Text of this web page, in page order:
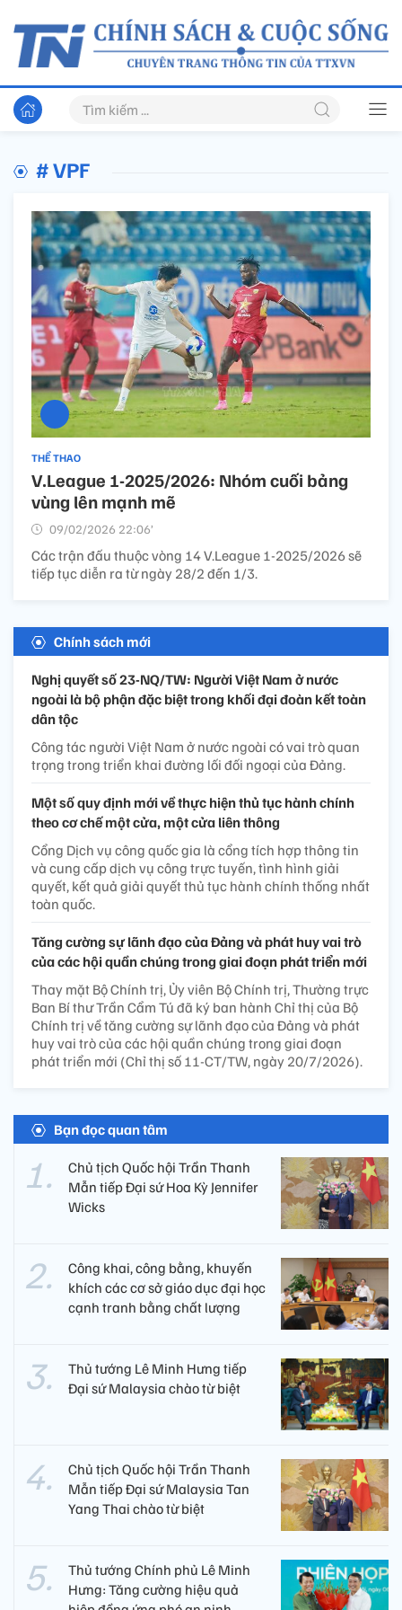
# VPF
THỂ THAO
V.League 1-2025/2026: Nhóm cuối bảng
vùng lên mạnh mẽ
09/02/2026 22:06’
Các trận đấu thuộc vòng 14 V.League 1-2025/2026 sẽ
tiếp tục diễn ra từ ngày 28/2 đến 1/3.
Chính sách mới
Nghị quyết số 23-NQ/TW: Người Việt Nam ở nước
ngoài là bộ phận đặc biệt trong khối đại đoàn kết toàn
dân tộc
Công tác người Việt Nam ở nước ngoài có vai trò quan
trọng trong triển khai đường lối đối ngoại của Đảng.
Một số quy định mới về thực hiện thủ tục hành chính
theo cơ chế một cửa, một cửa liên thông
Cổng Dịch vụ công quốc gia là cổng tích hợp thông tin
và cung cấp dịch vụ công trực tuyến, tình hình giải
quyết, kết quả giải quyết thủ tục hành chính thống nhất
toàn quốc.
Tăng cường sự lãnh đạo của Đảng và phát huy vai trò
của các hội quần chúng trong giai đoạn phát triển mới
Thay mặt Bộ Chính trị, Ủy viên Bộ Chính trị, Thường trực
Ban Bí thư Trần Cẩm Tú đã ký ban hành Chỉ thị của Bộ
Chính trị về tăng cường sự lãnh đạo của Đảng và phát
huy vai trò của các hội quần chúng trong giai đoạn
phát triển mới (Chỉ thị số 11-CT/TW, ngày 20/7/2026).
Bạn đọc quan tâm
Chủ tịch Quốc hội Trần Thanh
Mẫn tiếp Đại sứ Hoa Kỳ Jennifer
Wicks
Công khai, công bằng, khuyến
khích các cơ sở giáo dục đại học
cạnh tranh bằng chất lượng​
Thủ tướng Lê Minh Hưng tiếp
Đại sứ Malaysia chào từ biệt
Chủ tịch Quốc hội Trần Thanh
Mẫn tiếp Đại sứ Malaysia Tan
Yang Thai chào từ biệt
Thủ tướng Chính phủ Lê Minh
Hưng: Tăng cường hiệu quả